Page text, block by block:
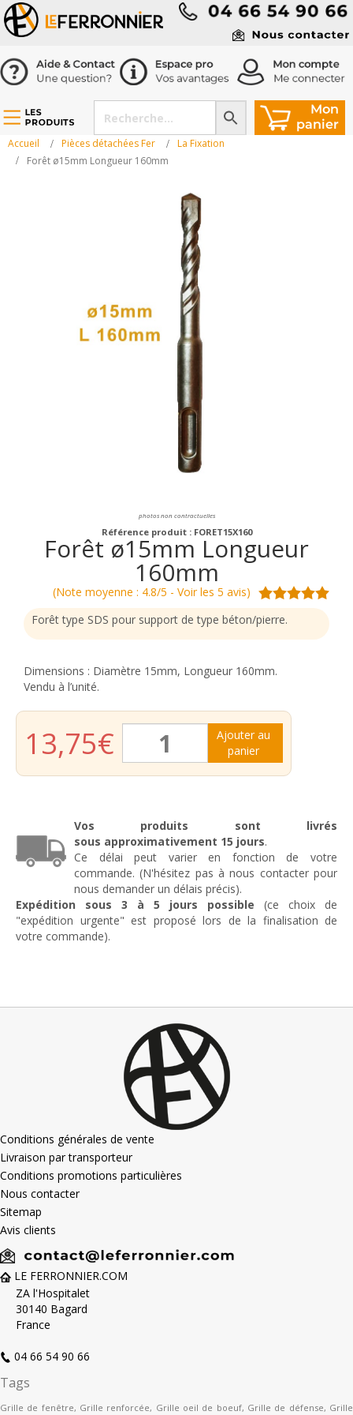
Accueil Pièces détachées Fer
La Fixation
Forêt ø15mm Longueur 160mm
photos non contractuelles
Référence produit : FORET15X160
Forêt ø15mm Longueur
160mm
(Note moyenne : 4.8/5 - Voir les 5 avis)
Forêt type SDS pour support de type béton/pierre.
Dimensions : Diamètre 15mm, Longueur 160mm.
Vendu à l’unité.
13,75€
Ajouter au
panier
Forêt
ø15mm
Vos produits sont livrés
sous approximativement 15 jours.
Ce délai peut varier en fonction de votre
commande. (N'hésitez pas à nous contacter pour
nous demander un délais précis).
Expédition sous 3 à 5 jours possible (ce choix de
"expédition urgente" est proposé lors de la finalisation de
votre commande).
Conditions générales de vente
Livraison par transporteur
Conditions promotions particulières
Nous contacter
Sitemap
Avis clients
LE FERRONNIER.COM
ZA l'Hospitalet
30140 Bagard
France
04 66 54 90 66
Tags
Grille de fenêtre, Grille renforcée, Grille oeil de boeuf, Grille de défense, Grille